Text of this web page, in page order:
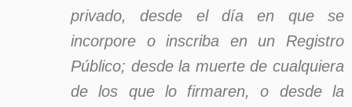
privado, desde el día en que se
incorpore o inscriba en un Registro
Público; desde la muerte de cualquiera
de los que lo firmaren, o desde la